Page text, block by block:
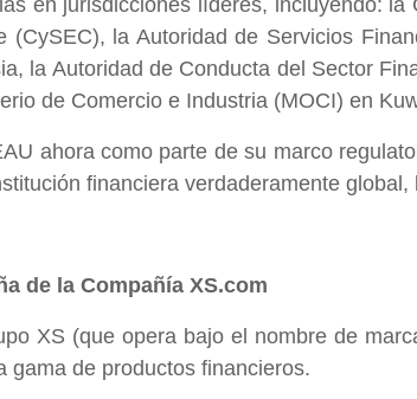
en jurisdicciones líderes, incluyendo:
(CySEC), la Autoridad de Servicios
la Autoridad de Conducta del Sector
de Comercio e Industria (MOCI) en
ahora como parte de su marco
financiera verdaderamente
de la Compañía XS.com
XS (que opera bajo el nombre de
gama de productos financieros.